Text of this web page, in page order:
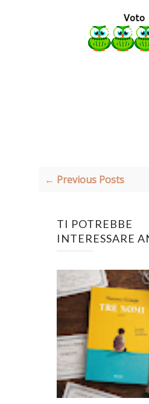
Voto
← Previous Posts
TI POTREBBE
INTERESSARE